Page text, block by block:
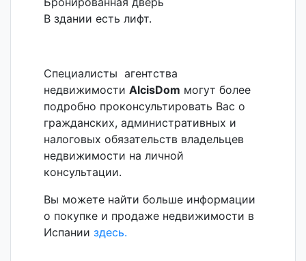
В здании есть лифт.
недвижимостиAlcisDom
подробно проконсультировать Вас о
гражданских, административных и
налоговых обязательств владельцев
недвижимости на личной
консультации.
о покупке и продаже недвижимости в
Испанииздесь.